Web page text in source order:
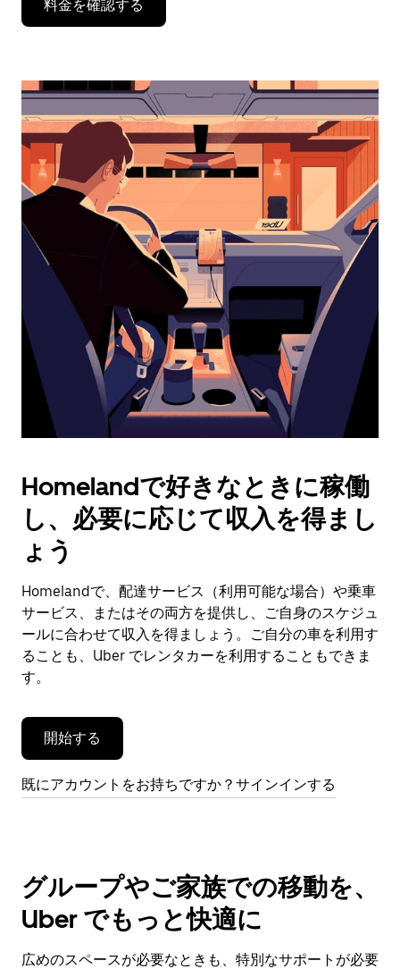
で
ン
ダ
ー
を
操
作
し、
を
選
択
す。
ン
で
カ
ン
ー
を
閉
じ
ま
す。
料金を確認する
Homelandで好きなときに稼働
し、必要に応じて収入を得まし
ょう
Homelandで、配達サービス（利用可能な場合）や乗車
サービス、またはその両方を提供し、ご自身のスケジュ
ールに合わせて収入を得ましょう。ご自分の車を利用す
ることも、Uber でレンタカーを利用することもできま
す。
開始する
既にアカウントをお持ちですか？サインインする
グループやご家族での移動を、
Uber でもっと快適に
広めのスペースが必要なときも、特別なサポートが必要